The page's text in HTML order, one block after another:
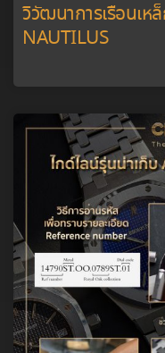
วิวัฒนาการเรือนเห
NAUTILUS